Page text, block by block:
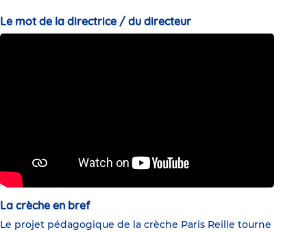
Le mot de la directrice / du directeur
La crèche en bref
Le projet pédagogique de la crèche Paris Reille tourne